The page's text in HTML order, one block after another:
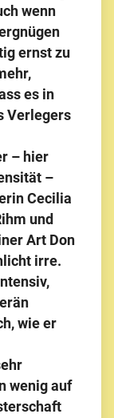
wenn
ernst zu
es in
Verlegers
– hier
–
Cecilia
und
Art Don
irre.
wie er
wenig auf